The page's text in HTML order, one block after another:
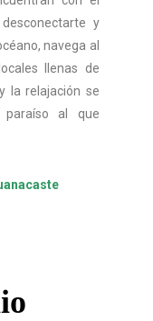
y
navega al
llenas de
la relajación se
al que